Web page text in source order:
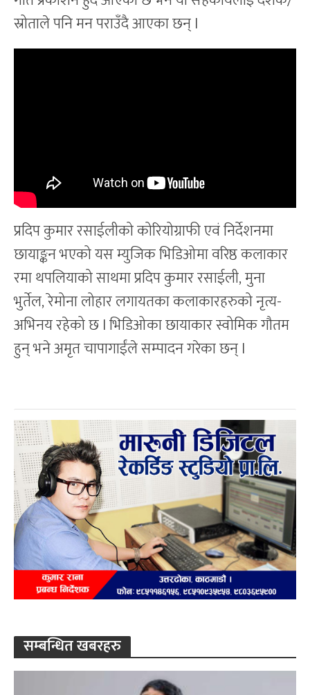
स्रोताले पनि मन पराउँदै आएका छन् l
प्रदिप कुमार रसाईलीको कोरियोग्राफी एवं निर्देशनमा
छायाङ्कन भएको यस म्युजिक भिडिओमा वरिष्ठ कलाकार
रमा थपलियाको साथमा प्रदिप कुमार रसाईली, मुना
भुर्तेल, रेमोना लोहार लगायतका कलाकारहरुको नृत्य-
अभिनय रहेको छ l भिडिओका छायाकार स्वोमिक गौतम
हुन् भने अमृत चापागाईंले सम्पादन गरेका छन् l
सम्बन्धित खबरहरु